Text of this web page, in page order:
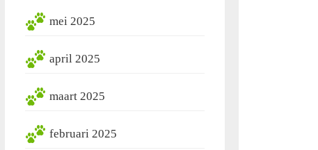
mei 2025
april 2025
maart 2025
februari 2025